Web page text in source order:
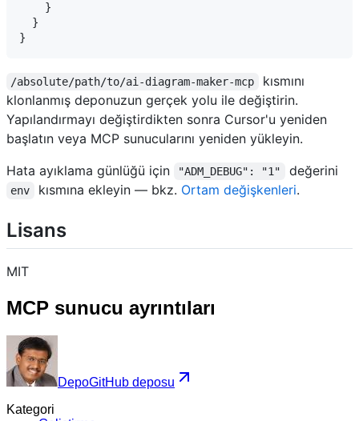
    }
  }
/absolute/path/to/ai-diagram-maker-mcp
kısmını
klonlanmış deponuzun gerçek yolu ile değiştirin.
Yapılandırmayı değiştirdikten sonra Cursor'u yeniden
başlatın veya MCP sunucularını yeniden yükleyin.
Hata ayıklama günlüğü için
"ADM_DEBUG": "1" değerini
env kısmına ekleyin — bkz. Ortam değişkenleri.
Lisans
MIT
MCP sunucu ayrıntıları
DepoGitHub deposu
Kategori